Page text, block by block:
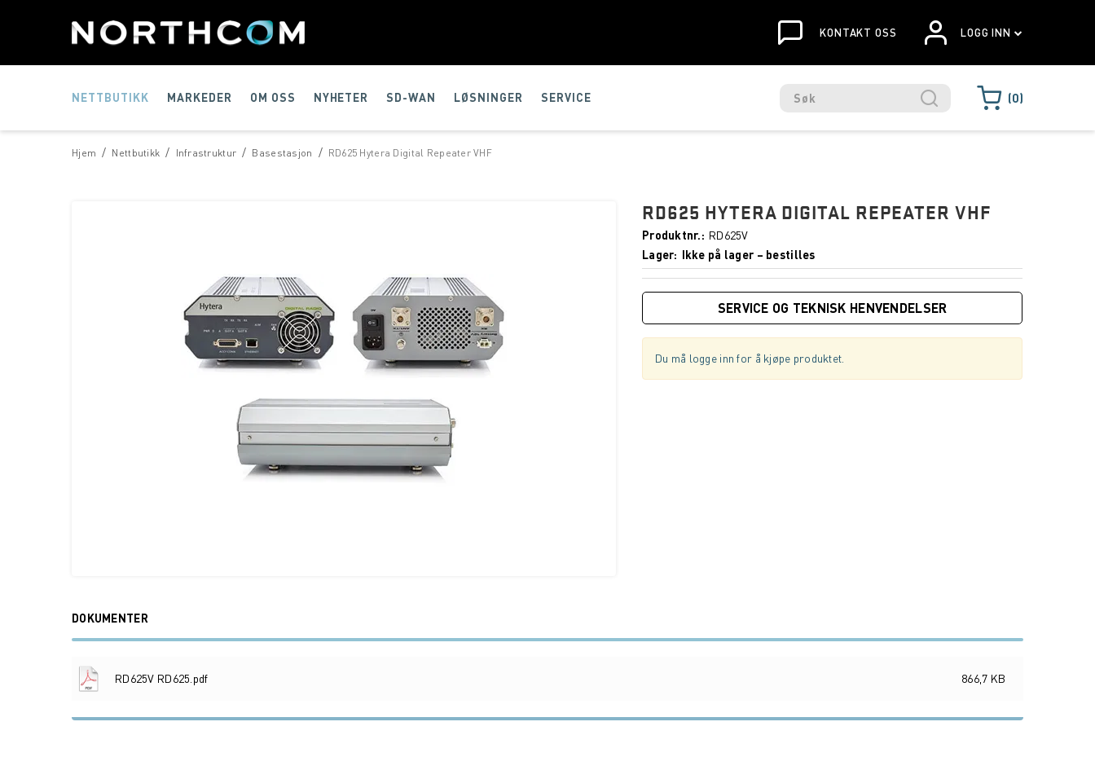
KONTAKT OSS LOGG INN
NETTBUTIKK MARKEDER OM OSS NYHETER SD-WAN LØSNINGER SERVICE 0
/
Hjem /
Nettbutikk /
Infrastruktur /
Basestasjon RD625 Hytera Digital Repeater VHF
RD625 HYTERA DIGITAL REPEATER VHF
Produktnr.
RD625V
Lager
Ikke på lager – bestilles
SERVICE OG TEKNISK HENVENDELSER
Du må logge inn for å kjøpe produktet.
DOKUMENTER
RD625V RD625.pdf 866,7 KB